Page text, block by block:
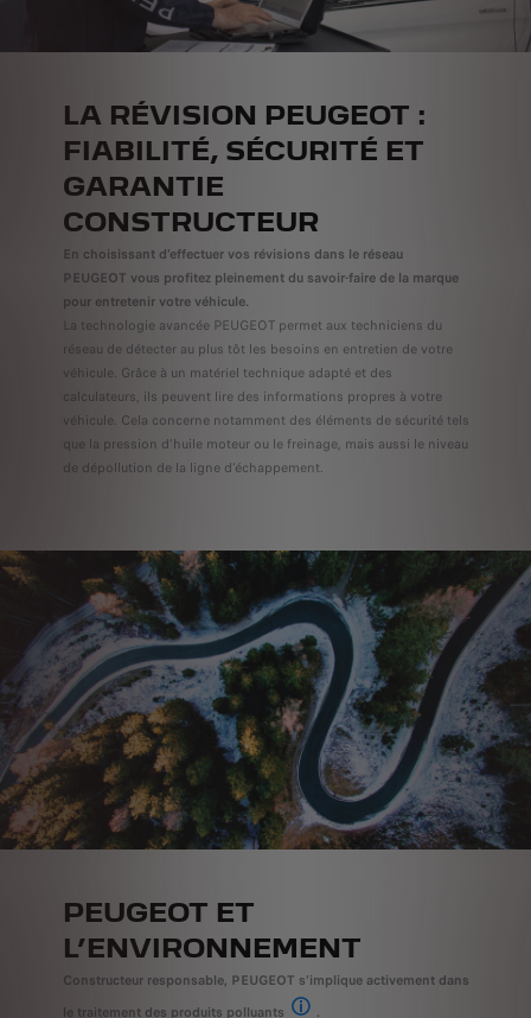
LA RÉVISION PEUGEOT :
FIABILITÉ, SÉCURITÉ ET
GARANTIE
CONSTRUCTEUR
En choisissant d’effectuer vos révisions dans le réseau
PEUGEOT vous profitez pleinement du savoir-faire de la marque
pour entretenir votre véhicule.
La technologie avancée PEUGEOT permet aux techniciens du
réseau de détecter au plus tôt les besoins en entretien de votre
véhicule. Grâce à un matériel technique adapté et des
calculateurs, ils peuvent lire des informations propres à votre
véhicule. Cela concerne notamment des éléments de sécurité tels
que la pression d’huile moteur ou le freinage, mais aussi le niveau
de dépollution de la ligne d’échappement.
PEUGEOT ET
L’ENVIRONNEMENT
Constructeur responsable, PEUGEOT s’implique activement dans
le traitement des produits polluants
.